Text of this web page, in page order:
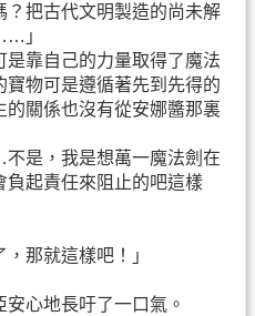
把古代文明製造的尚未解
」
是靠自己的力量取得了魔法
物可是遵循著先到先得的
的關係也沒有從安娜醬那裏
是，我是想萬一魔法劍在
負起責任來阻止的吧這樣
那就這樣吧！」
心地長吁了一口氣。